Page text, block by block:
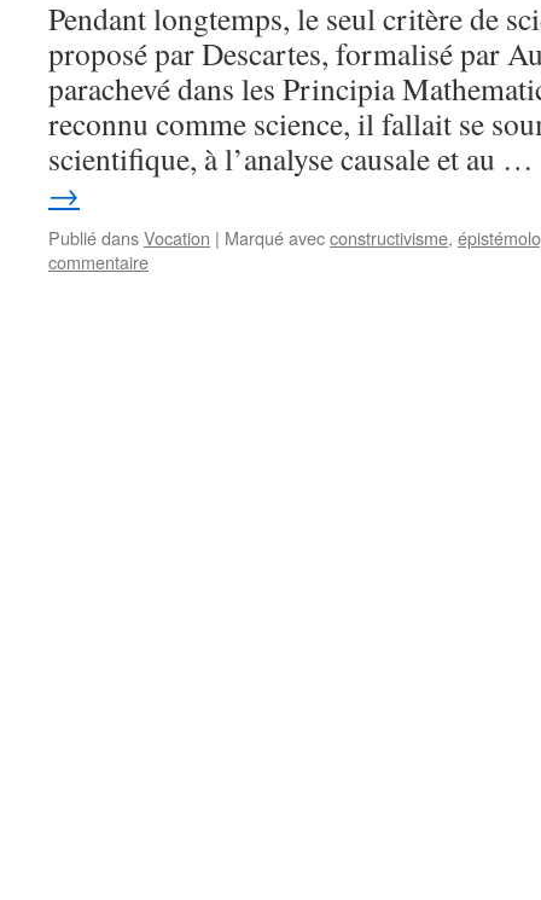
Pendant longtemps, le seul critère de
proposé par Descartes, formalisé par
parachevé dans les Principia
reconnu comme science, il fallait se
scientifique, à l’analyse causale et au …
→
Publié dansVocation | Marqué avecconstructivisme,
commentaire